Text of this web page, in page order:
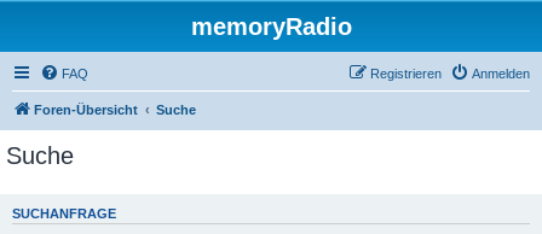
memoryRadio
FAQ Anmelden
Registrieren
Foren-Übersicht Suche
Suche
SUCHANFRAGE